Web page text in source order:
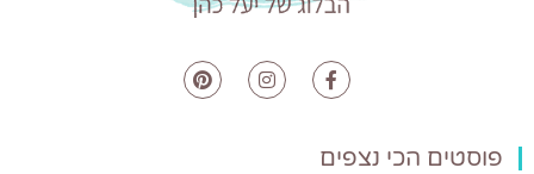
פוסטים הכי נצפים